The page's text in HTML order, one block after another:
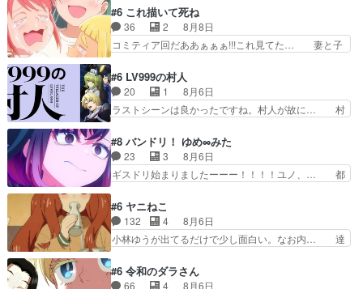
の小河内ダムに来た黒絵た… ライリーが好きだっ
たクズ男ハルゴンが懲ら… メイクでちょっと勇気
出てる黒絵ちゃん可愛…
大量に成仏させた ジェットババアの亜… 1日で
6人は流石絶倫カムイ婆もしっかり抱… 今回は交
通悪霊の除霊ツアー。Aパはいつも… 前半の霊カ
モみたいになってるよねwジェッ… 今回はいつも
んを怪異と見間違え叫んでお… 交通系悪霊除霊ツ
アー編！どっちが悪かよく… よく見ないと気付け
ない2つのエピソードに…
#6 これ描いて死ね
36 2
8月8日
コミティア回だああぁぁぁ!!!これ見てた… 妻と子
らえた最初の一冊お客にプロポーズ… 遅れて5
話，コミティア前哨戦ですが，ここ… 「同情は創
作の敵」いい言葉だ。でも応援す… 東京で開かれ
る即売会に行って自分たちの本… 一冊売る事の苦
けはったねー編集さん。同… 自分の妄想を買って
くれる人がいるというも… 初めて自分の漫画が売
れた時の感動、懐かし…
#6 LV999の村人
20 1
8月6日
ラストシーンは良かったですね。村人が故に… 村
スと10年後に結婚の約束をした鏡ずっ… カジノ
スタッフ募集するも集まらない更に追… 王命でク
ルルの監視をすることになったデビ… 最強の村
人・鏡との出会いで少しは変わった… やはり何か
への恨みは根深そうやね姫を舐… 新キャラが登場
早々変態扱いされてる件。タ… まだまだお元気そ
うなお声で……不意打ち過…
#8 バンドリ！ ゆめ∞みた
23 3
8月6日
ギスドリ始まりましたーーー！！！！ユノ、… 都
復を見守っていかないと、ですね！！み… 開幕聞
き取りスタッフに定治いなかった？ま… ののちゃ
んのお手当てはお節介だったりする… ビオラの立
ち回り害悪すぎるお近づきの印が… ・律っちゃん
一難、律がビオラの呪縛から… 「私はあなたが嫌
#6 ヤニねこ
132 4
8月6日
小林ゆうが出てるだけで少し面白い。なお内… 達
マドンってなんなん！？人見知りっぽい… なんな
ら下ネタ0じゃなかったかこんな回が… 他のエピ
#6 令和のダラさん
66 4
8月6日